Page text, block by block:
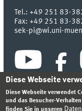
Tel.:+49 251 83-
Fax:+49 251 83-
sek-pi@wi.uni-
Diese Webseite
Diese Webseite verwendet
und das Besucher-
finden Sie in unseren